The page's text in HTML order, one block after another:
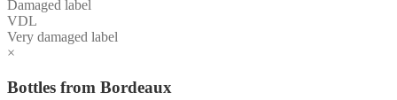
Damaged label
VDL
Very damaged label
×
Bottles from Bordeaux